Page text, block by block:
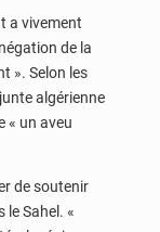
a vivement
de la
». Selon les
algérienne
« un aveu
de soutenir
Sahel. «